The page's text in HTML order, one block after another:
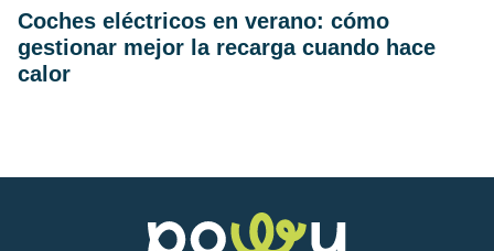
Coches eléctricos en verano: cómo
gestionar mejor la recarga cuando hace
calor